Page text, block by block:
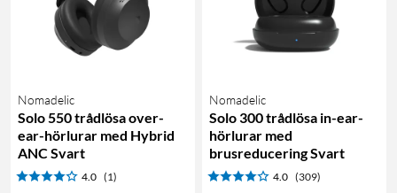
Nomadelic
Solo 550 trådlösa over-
ear-hörlurar med Hybrid
ANC Svart
4.0 (1)
Nomadelic
Solo 300 trådlösa in-ear-
hörlurar med
brusreducering Svart
4.0 (309)